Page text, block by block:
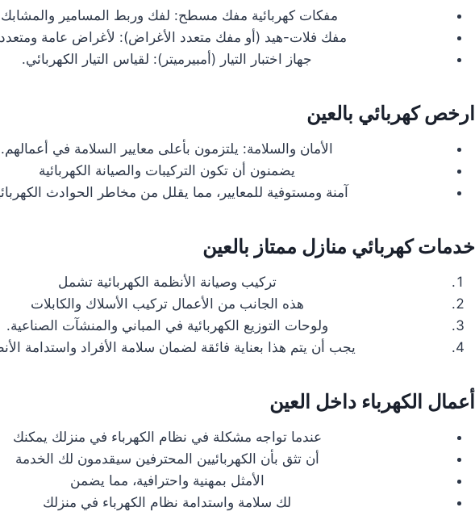
مفكات كهربائية مفك مسطح: لفك وربط المسامير
مفك فلات-هيد (أو مفك متعدد الأغراض): لأغراض عامة
جهاز اختبار التيار (أمبيرميتر): لقياس التيار الكهربائي.
ارخص كهربائي بالعين
الأمان والسلامة: يلتزمون بأعلى معايير السلامة في أعمالهم.
يضمنون أن تكون التركيبات والصيانة الكهربائية
آمنة ومستوفية للمعايير، مما يقلل من مخاطر الحوادث
خدمات كهربائي منازل ممتاز بالعين
تركيب وصيانة الأنظمة الكهربائية تشمل
هذه الجانب من الأعمال تركيب الأسلاك والكابلات
ولوحات التوزيع الكهربائية في المباني والمنشآت الصناعية.
يجب أن يتم هذا بعناية فائقة لضمان سلامة الأفراد واستدامة
أعمال الكهرباء داخل العين
عندما تواجه مشكلة في نظام الكهرباء في منزلك يمكنك
أن تثق بأن الكهربائيين المحترفين سيقدمون لك الخدمة
الأمثل بمهنية واحترافية، مما يضمن
لك سلامة واستدامة نظام الكهرباء في منزلك